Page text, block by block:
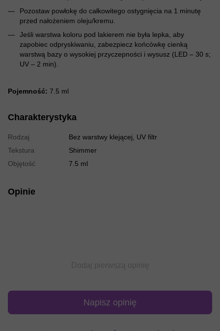
Pozostaw powłokę do całkowitego ostygnięcia na 1 minutę
przed nałożeniem oleju/kremu.
Jeśli warstwa koloru pod lakierem nie była lepka, aby
zapobiec odpryskiwaniu, zabezpiecz końcówkę cienką
warstwą bazy o wysokiej przyczepności i wysusz (LED – 30 s;
UV – 2 min).
Pojemność: 7.5 ml
Charakterystyka
Rodzaj
Bez warstwy klejącej, UV filtr
Tekstura
Shimmer
Objętość
7.5 ml
Opinie
Napisz opinię